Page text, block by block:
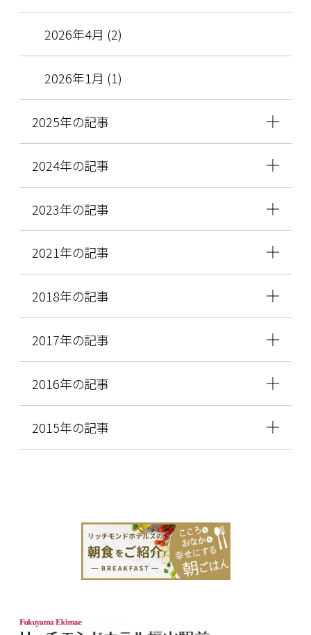
2026年4月 (2)
2026年1月 (1)
2025年の記事
2024年の記事
2023年の記事
2021年の記事
2018年の記事
2017年の記事
2016年の記事
2015年の記事